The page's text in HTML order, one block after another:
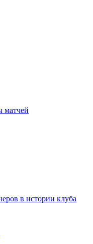
матчей
в истории клуба